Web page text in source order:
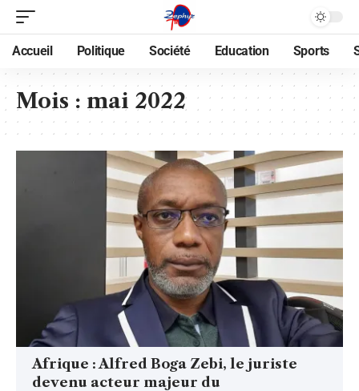
Accueil Politique Société Education Sports
Mois : mai 2022
Afrique : Alfred Boga Zebi, le juriste
devenu acteur majeur du